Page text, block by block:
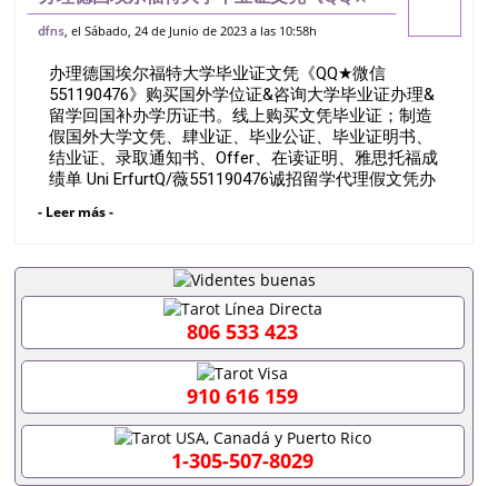
微信551190476》购买国外学位证&咨询大
上购买文凭毕业证；制造假国外大学文
dfns, el Sábado, 24 de Junio de 2023 a las 10:58h
办理德国埃尔福特大学毕业证文凭《QQ★微信
551190476》购买国外学位证&咨询大学毕业证办理&
留学回国补办学历证书。线上购买文凭毕业证；制造
假国外大学文凭、肆业证、毕业公证、毕业证明书、
结业证、录取通知书、Offer、在读证明、雅思托福成
绩单 Uni ErfurtQ/薇551190476诚招留学代理假文凭办
留学归国证明办理留信网认证办理留服认证办理学历
国文凭办理澳洲文凭办理英国文凭办理加拿大文凭办
理德国文凭 一、快速办理材料： 1、毕业证+成绩单
+留学回国人员证明+教育部认证,录取通知书，雅
思。（全套留学回国必备证明材料，给父母及亲朋好
友一份完美交代）； 2、雅思、托福，OFFER，在读
证明，学生卡等留学相关材料（申请学校、转学，甚
至是申请工签都可以用到）。 注：上述材料，随时都
可以安排办理，毕业证成绩单，学校，专业，学位，
毕业时间都可以根据客户要求安排。 国内找工作假的
毕业证可以用吗551190476假的毕业证成绩单可以办
学历认证吗551190476要定居国外需要办理什么材料
- Leer más -
806 533 423
910 616 159
1-305-507-8029